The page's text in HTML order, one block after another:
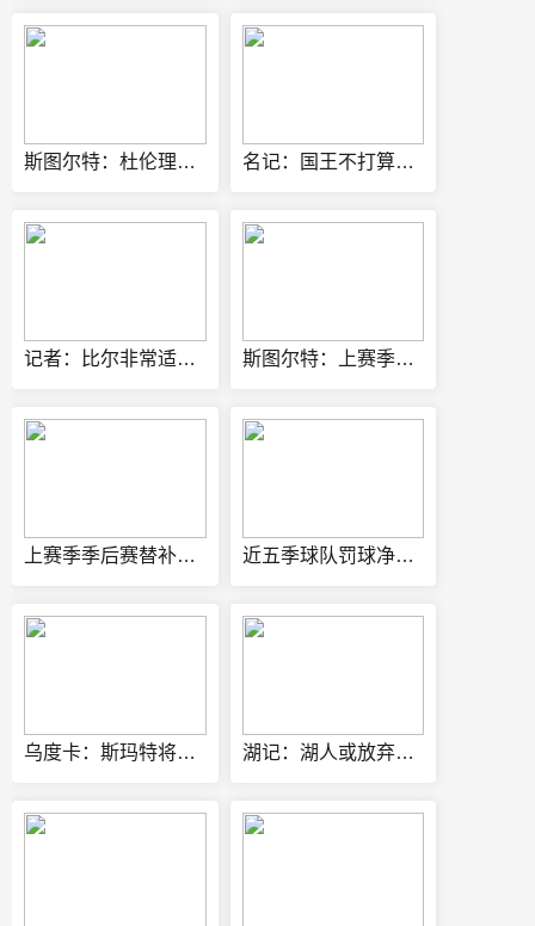
斯图尔特：杜伦理应获得大合同 他是球队不可或缺的核心拼图 名记：国王不打算买断拉文 他们期望其担任年轻核心的老将领袖
记者：比尔非常适配热火 生涯三分命中率37.6%+还能持球 斯图尔特：上赛季预感会被交易 祈祷能被交易到赏识自己的球队
上赛季季后赛替补球员场均得分榜：道苏姆第一 哈珀第四 近五季球队罚球净差值榜：湖人比对手多1635个第一 热火697第二
乌度卡：斯玛特将带来强硬作风与身体对抗 他的球商很高 湖记：湖人或放弃库明加转追克莱 克莱父亲积极运作儿子加盟湖人